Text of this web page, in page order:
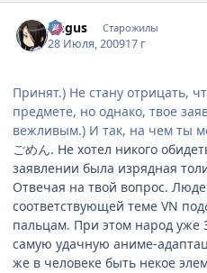
Angus Старожилы
28 Июля, 200917 г
Принят.) Не стану отрицать,
предмете, но однако, твое
вежливым.) И так, на чем ты
ごめん. Не хотел никого
заявлении была изрядная
Отвечая на твой вопрос.
соответствующей теме VN
пальцам. При этом народ уже
самую удачную аниме-
же в человеке быть некое